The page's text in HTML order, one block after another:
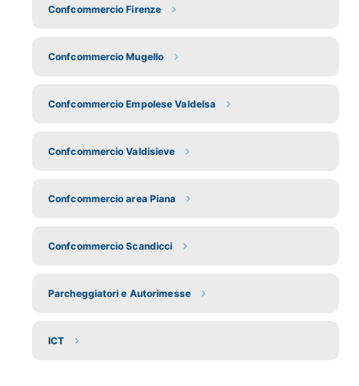
Confcommercio Firenze
Confcommercio Mugello
Confcommercio Empolese Valdelsa
Confcommercio Valdisieve
Confcommercio area Piana
Confcommercio Scandicci
Parcheggiatori e Autorimesse
ICT